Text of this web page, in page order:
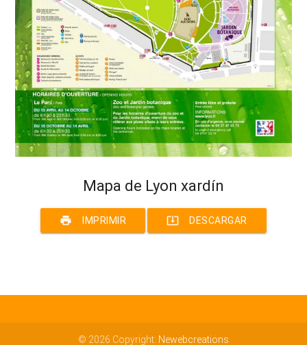
Mapa de Lyon xardín
print IMPRIMIR system_update_alt DESCARGAR
© 2026 Copyright: Newebcreations